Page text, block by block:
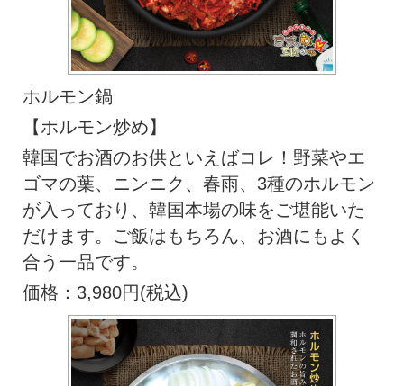
ホルモン鍋
【ホルモン炒め】
韓国でお酒のお供といえばコレ！野菜やエ
ゴマの葉、ニンニク、春雨、3種のホルモン
が入っており、韓国本場の味をご堪能いた
だけます。ご飯はもちろん、お酒にもよく
合う一品です。
価格：3,980円(税込)